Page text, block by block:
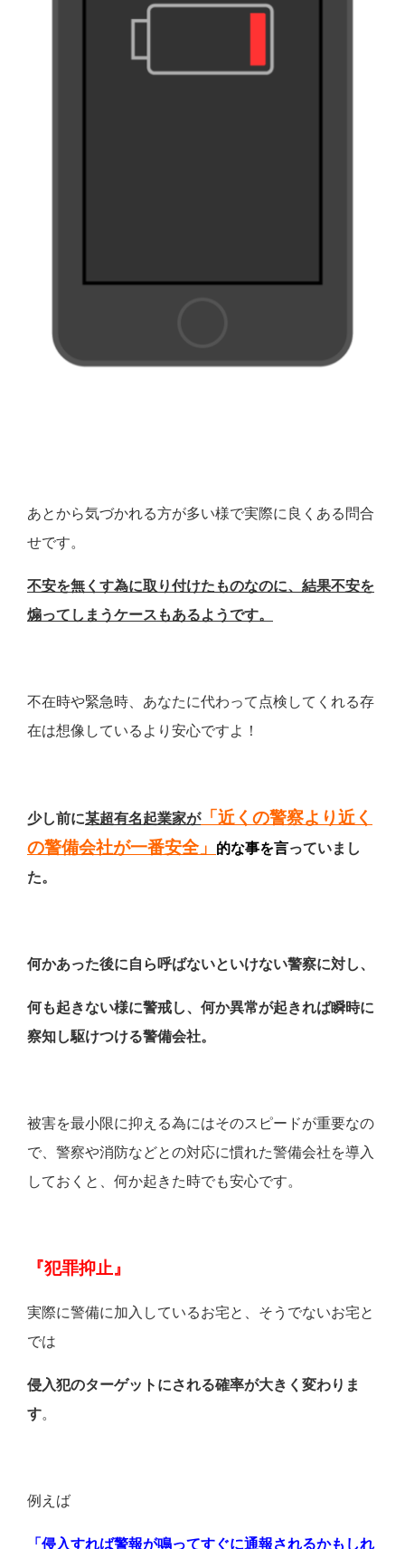
あとから気づかれる方が多い様で実際に良くある問合
せです。
不安を無くす為に取り付けたものなのに、結果不安を
煽ってしまうケースもあるようです。
不在時や緊急時、あなたに代わって点検してくれる存
在は想像しているより安心ですよ！
少し前に某超有名起業家が「近くの警察より近く
の警備会社が一番安全」
的な事を言っていまし
た。
何かあった後に自ら呼ばないといけない警察に対し、
何も起きない様に警戒し、何か異常が起きれば瞬時に
察知し駆けつける警備会社。
被害を最小限に抑える為にはそのスピードが重要なの
で、警察や消防などとの対応に慣れた警備会社を導入
しておくと、何か起きた時でも安心です。
『犯罪抑止』
実際に警備に加入しているお宅と、そうでないお宅と
では
侵入犯のターゲットにされる確率が大きく変わりま
す。
例えば
「侵入すれば警報が鳴ってすぐに通報されるかもしれ